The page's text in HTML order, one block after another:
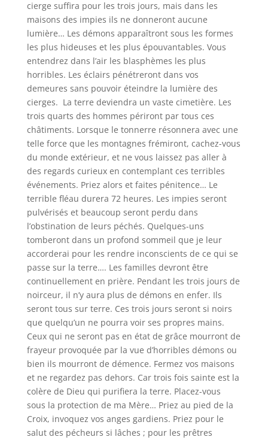
cierge suffira pour les trois jours, mais dans les
maisons des impies ils ne donneront aucune
lumière… Les démons apparaîtront sous les formes
les plus hideuses et les plus épouvantables. Vous
entendrez dans l’air les blasphèmes les plus
horribles. Les éclairs pénétreront dans vos
demeures sans pouvoir éteindre la lumière des
cierges. La terre deviendra un vaste cimetière. Les
trois quarts des hommes périront par tous ces
châtiments. Lorsque le tonnerre résonnera avec une
telle force que les montagnes frémiront, cachez-vous
du monde extérieur, et ne vous laissez pas aller à
des regards curieux en contemplant ces terribles
événements. Priez alors et faites pénitence… Le
terrible fléau durera 72 heures. Les impies seront
pulvérisés et beaucoup seront perdu dans
l’obstination de leurs péchés. Quelques-uns
tomberont dans un profond sommeil que je leur
accorderai pour les rendre inconscients de ce qui se
passe sur la terre…. Les familles devront être
continuellement en prière. Pendant les trois jours de
noirceur, il n’y aura plus de démons en enfer. Ils
seront tous sur terre. Ces trois jours seront si noirs
que quelqu’un ne pourra voir ses propres mains.
Ceux qui ne seront pas en état de grâce mourront de
frayeur provoquée par la vue d’horribles démons ou
bien ils mourront de démence. Fermez vos maisons
et ne regardez pas dehors. Car trois fois sainte est la
colère de Dieu qui purifiera la terre. Placez-vous
sous la protection de ma Mère… Priez au pied de la
Croix, invoquez vos anges gardiens. Priez pour le
salut des pécheurs si lâches ; pour les prêtres